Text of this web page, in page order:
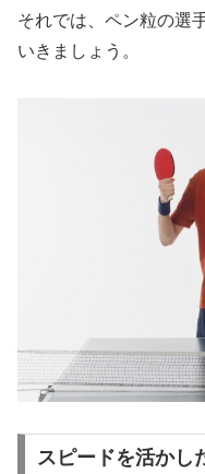
それでは、ペン粒の選
いきましょう。
スピードを活かし